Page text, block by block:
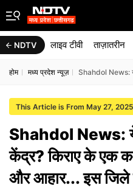
NDTV लाइव टीवी ताज़ातरीन
होम मध्य प्रदेश न्यूज़ Shahdol News:
This Article is From May 27, 2025
Shahdol News:
केंद्र? किराए के एक
और आहार... इस